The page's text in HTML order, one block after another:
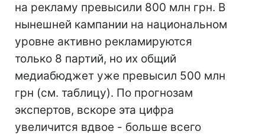
на рекламу превысили 800 млн грн. В
нынешней кампании на национальном
уровне активно рекламируются
только 8 партий, но их общий
медиабюджет уже превысил 500 млн
грн (см. таблицу). По прогнозам
экспертов, вскоре эта цифра
увеличится вдвое - больше всего